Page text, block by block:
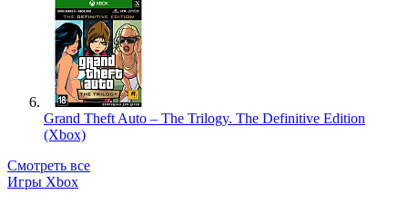
Grand Theft Auto – The Trilogy. The Definitive Edition
(Xbox)
Смотреть все
Игры Xbox